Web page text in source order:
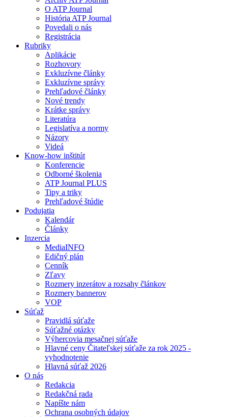
O ATP Journal
História ATP Journal
Povedali o nás
Registrácia
Rubriky
Aplikácie
Rozhovory
Exkluzívne články
Exkluzívne správy
Prehľadové články
Nové trendy
Krátke správy
Literatúra
Legislatíva a normy
Názory
Videá
Know-how inštitút
Konferencie
Odborné školenia
ATP Journal PLUS
Tipy a triky
Prehľadové štúdie
Podujatia
Kalendár
Články
Inzercia
MediaINFO
Edičný plán
Cenník
Zľavy
Rozmery inzerátov a rozsahy článkov
Rozmery bannerov
VOP
Súťaž
Pravidlá súťaže
Súťažné otázky
Výhercovia mesačnej súťaže
Hlavné ceny Čitateľskej súťaže za rok 2025 -
vyhodnotenie
Hlavná súťaž 2026
O nás
Redakcia
Redakčná rada
Napíšte nám
Ochrana osobných údajov